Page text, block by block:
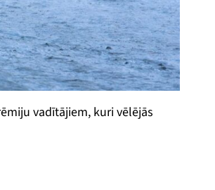
vadītājiem, kuri vēlējās